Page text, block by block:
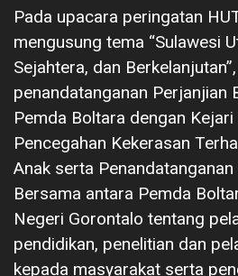
Pada upacara peringatan
mengusung tema “Sulawesi
Sejahtera, dan
penandatanganan Perjanjian
Pemda Boltara dengan
Pencegahan Kekerasan
Anak serta
Bersama antara Pemda
Negeri Gorontalo tentang
pendidikan, penelitian dan
kepada masyarakat serta